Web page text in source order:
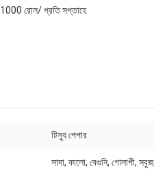
1000 রোল/ প্রতি সপ্তাহে
টিস্যু পেপার
সাদা, কালো, বেগুনি, গোলাপী,